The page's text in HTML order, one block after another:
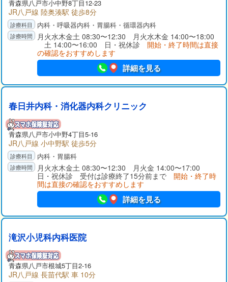
青森県八戸市小中野8丁目12-23
JR八戸線 陸奥湊駅 徒歩8分
内科・呼吸器内科・胃腸科・循環器内科
月火水木金土 08:30〜12:30 月火水木金 14:00〜18:00
土 14:00〜16:00 日・祝休診 開始・終了時間は直接
の確認をおすすめします
詳細を見る
春日井内科・消化器内科クリニック
青森県八戸市小中野4丁目5-16
JR八戸線 小中野駅 徒歩5分
内科・胃腸科
月火水木金土 08:30〜12:30 月火金 14:00〜17:00
日・祝休診 受付は診療終了15分前まで 開始・終了時
間は直接の確認をおすすめします
詳細を見る
滝沢小児科内科医院
青森県八戸市根城5丁目2-16
JR八戸線 長苗代駅 車 10分